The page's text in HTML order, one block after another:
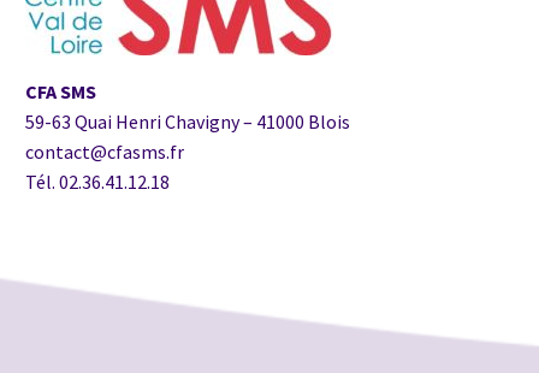
CFA SMS
59-63 Quai Henri Chavigny – 41000 Blois
contact@cfasms.fr
Tél. 02.36.41.12.18